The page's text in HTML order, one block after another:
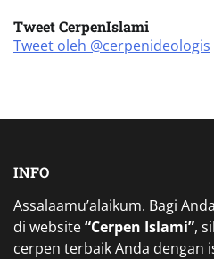
Tweet CerpenIslami
Tweet oleh @cerpenideologis
INFO
Assalaamu’alaikum. Bagi
di website“Cerpen Islami”,
cerpen terbaik Anda dengan